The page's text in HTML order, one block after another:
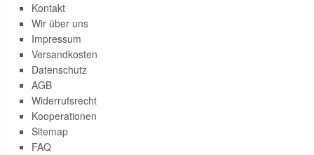
Kontakt
Wir über uns
Impressum
Versandkosten
Datenschutz
AGB
Widerrufsrecht
Kooperationen
Sitemap
FAQ